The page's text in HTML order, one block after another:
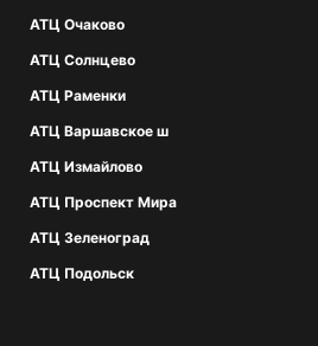
АТЦ Очаково
АТЦ Солнцево
АТЦ Раменки
АТЦ Варшавское ш
АТЦ Измайлово
АТЦ Проспект Мира
АТЦ Зеленоград
АТЦ Подольск